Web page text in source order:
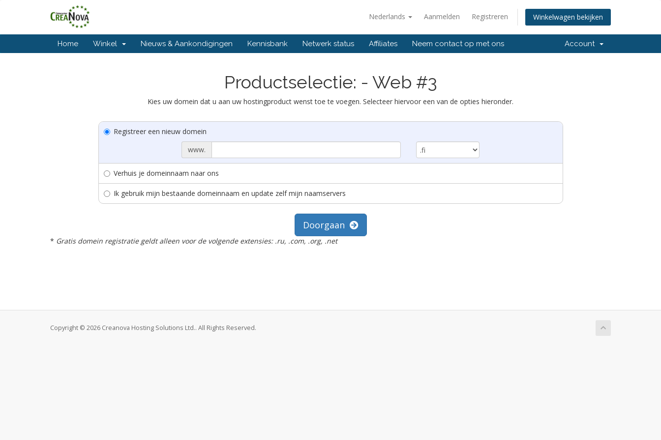
Nederlands Aanmelden Registreren Winkelwagen bekijken
Home Winkel Nieuws & Aankondigingen Kennisbank Netwerk status Affiliates Neem contact op met ons Account
Productselectie: - Web #3
Kies uw domein dat u aan uw hostingproduct wenst toe te voegen. Selecteer hiervoor een van de opties hieronder.
Registreer een nieuw domein
www.
Verhuis je domeinnaam naar ons
Ik gebruik mijn bestaande domeinnaam en update zelf mijn naamservers
Doorgaan
* Gratis domein registratie geldt alleen voor de volgende extensies: .ru, .com, .org, .net
Copyright © 2026 Creanova Hosting Solutions Ltd.. All Rights Reserved.